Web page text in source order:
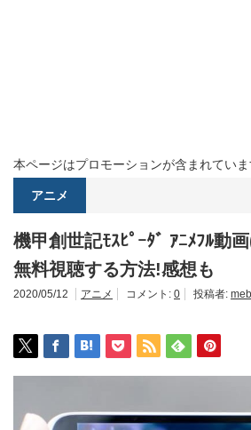
本ページはプロモーションが含まれていま
アニメ
機甲創世記ﾓｽﾋﾟｰﾀﾞ ｱﾆﾒﾌﾙ動
無料視聴する方法!感想も
2020/05/12 アニメ コメント: 0 投稿者: